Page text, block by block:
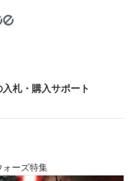
札・購入サポート
ォーズ特集